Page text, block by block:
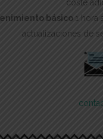
coste
básico 1 hora
actualizaciones de